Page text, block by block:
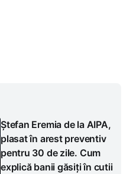
Ștefan Eremia de la AIPA,
plasat în arest preventiv
pentru 30 de zile. Cum
explică banii găsiți în cutii